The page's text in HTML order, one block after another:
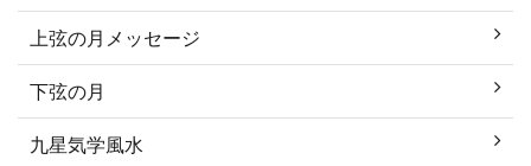
上弦の月メッセージ
下弦の月
九星気学風水